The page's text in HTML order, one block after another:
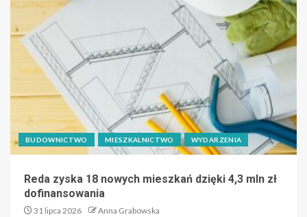
BUDOWNICTWO MIESZKALNICTWO WYDARZENIA
Reda zyska 18 nowych mieszkań dzięki 4,3 mln zł
dofinansowania
31 lipca 2026 Anna Grabowska